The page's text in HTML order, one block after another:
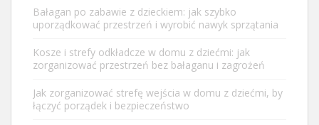
Bałagan po zabawie z dzieckiem: jak szybko
uporządkować przestrzeń i wyrobić nawyk sprzątania
Kosze i strefy odkładcze w domu z dziećmi: jak
zorganizować przestrzeń bez bałaganu i zagrożeń
Jak zorganizować strefę wejścia w domu z dziećmi, by
łączyć porządek i bezpieczeństwo